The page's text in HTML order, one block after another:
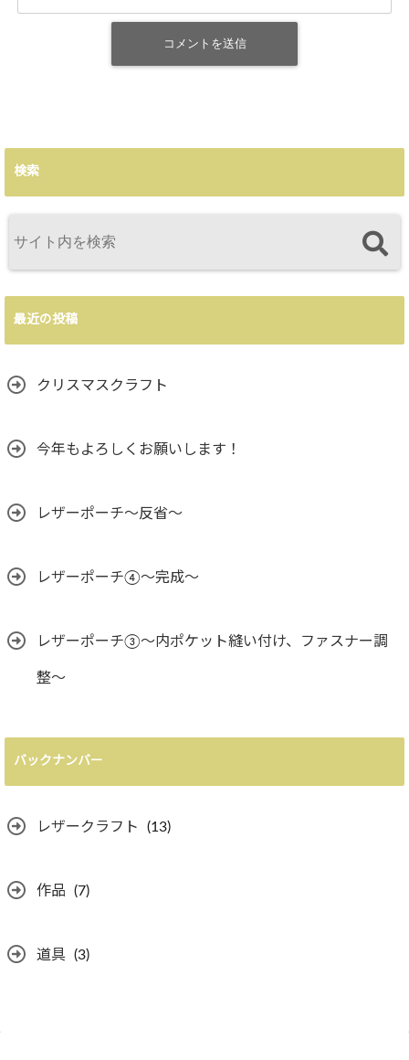
検索
最近の投稿
クリスマスクラフト
今年もよろしくお願いします！
レザーポーチ～反省～
レザーポーチ④～完成～
レザーポーチ③〜内ポケット縫い付け、ファスナー調
整〜
バックナンバー
レザークラフト (13)
作品 (7)
道具 (3)